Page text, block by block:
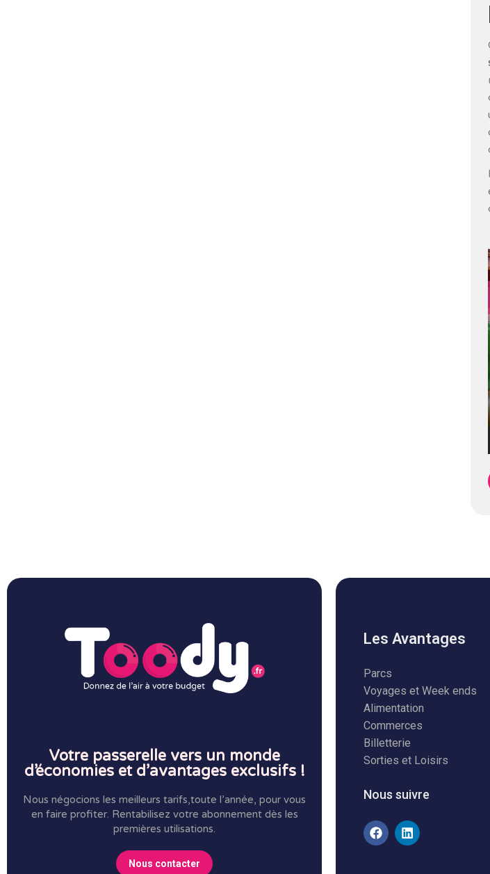
Votre passerelle vers un monde
d’économies et d’avantages exclusifs !
Nous négocions les meilleurs tarifs,toute l’année, pour vous
en faire profiter. Rentabilisez votre abonnement dès les
premières utilisations.
Nous contacter
Les Avantages
Parcs
Voyages et Week ends
Alimentation
Commerces
Billetterie
Sorties et Loisirs
Nous suivre